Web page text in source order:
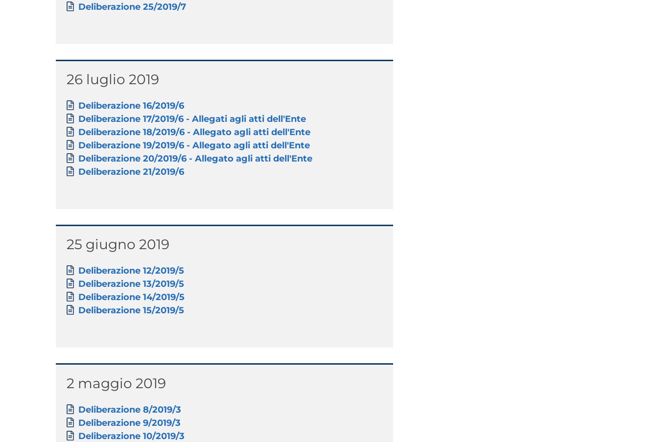
Documento
Deliberazione 25/2019/7
Titolo
26 luglio 2019
Paragrafo
Allegati
Documento
Deliberazione 16/2019/6
Documento
Deliberazione 17/2019/6 - Allegati agli atti dell'Ente
Documento
Deliberazione 18/2019/6 - Allegato agli atti dell'Ente
Documento
Deliberazione 19/2019/6 - Allegato agli atti dell'Ente
Documento
Deliberazione 20/2019/6 - Allegato agli atti dell'Ente
Documento
Deliberazione 21/2019/6
Titolo
25 giugno 2019
Paragrafo
Allegati
Documento
Deliberazione 12/2019/5
Documento
Deliberazione 13/2019/5
Documento
Deliberazione 14/2019/5
Documento
Deliberazione 15/2019/5
Titolo
2 maggio 2019
Paragrafo
Allegati
Documento
Deliberazione 8/2019/3
Documento
Deliberazione 9/2019/3
Documento
Deliberazione 10/2019/3